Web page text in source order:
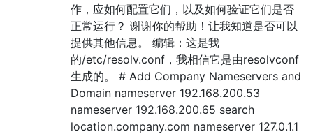
作，应如何配置它们，以及如何验证它们是否
正常运行？ 谢谢你的帮助！让我知道是否可以
提供其他信息。 编辑：这是我
的/etc/resolv.conf，我相信它是由resolvconf
生成的。 # Add Company Nameservers and
Domain nameserver 192.168.200.53
nameserver 192.168.200.65 search
location.company.com nameserver 127.0.1.1